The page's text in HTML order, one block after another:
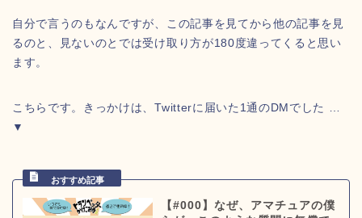
自分で言うのもなんですが、この記事を見てから他の記事を見
るのと、見ないのとでは受け取り方が180度違ってくると思い
ます。
こちらです。きっかけは、Twitterに届いた1通のDMでした …
▼
【#000】なぜ、アマチュアの僕